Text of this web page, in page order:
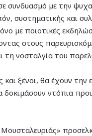
συνδυασμό με την
συστηματικής και
με ποιοτικές
στους
τη νοσταλγία του
ξένοι, θα έχουν
δοκιμάσουν ντόπια
Μουσταλευριάς»